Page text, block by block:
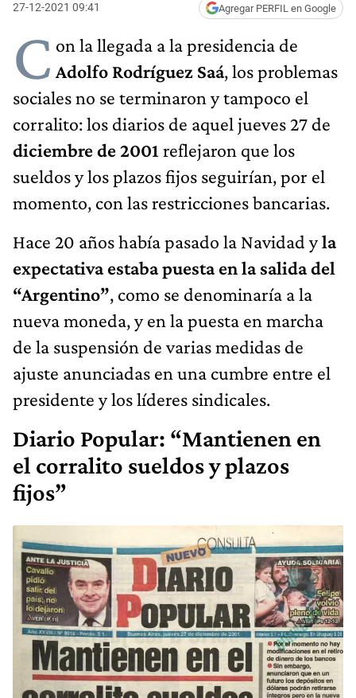
27-12-2021 09:41 Agregar PERFIL en Google
C on la llegada a la presidencia de
Adolfo Rodríguez Saá, los problemas
sociales no se terminaron y tampoco el
corralito: los diarios de aquel jueves 27 de
diciembre de 2001 reflejaron que los
sueldos y los plazos fijos seguirían, por el
momento, con las restricciones bancarias.
Hace 20 años había pasado la Navidad yla
expectativa estaba puesta en la salida del
“Argentino”, como se denominaría a la
nueva moneda, y en la puesta en marcha
de la suspensión de varias medidas de
ajuste anunciadas en una cumbre entre el
presidente y los líderes sindicales.
Diario Popular: “Mantienen en
el corralito sueldos y plazos
fijos”